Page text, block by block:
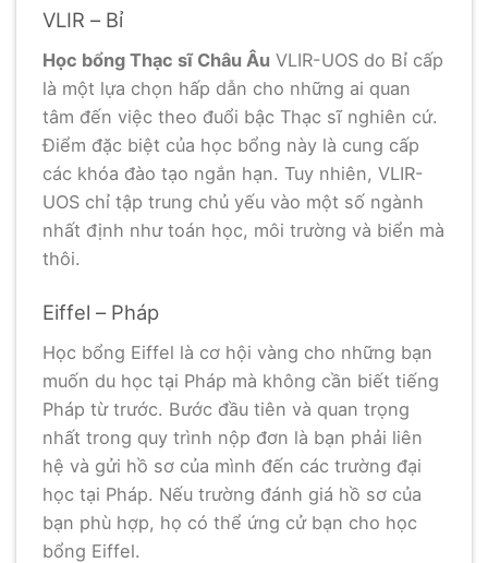
VLIR – Bỉ
Học bổng Thạc sĩ Châu Âu VLIR-UOS do Bỉ cấp
là một lựa chọn hấp dẫn cho những ai quan
tâm đến việc theo đuổi bậc Thạc sĩ nghiên cứ.
Điểm đặc biệt của học bổng này là cung cấp
các khóa đào tạo ngắn hạn. Tuy nhiên, VLIR-
UOS chỉ tập trung chủ yếu vào một số ngành
nhất định như toán học, môi trường và biển mà
thôi.
Eiffel – Pháp
Học bổng Eiffel là cơ hội vàng cho những bạn
muốn du học tại Pháp mà không cần biết tiếng
Pháp từ trước. Bước đầu tiên và quan trọng
nhất trong quy trình nộp đơn là bạn phải liên
hệ và gửi hồ sơ của mình đến các trường đại
học tại Pháp. Nếu trường đánh giá hồ sơ của
bạn phù hợp, họ có thể ứng cử bạn cho học
bổng Eiffel.